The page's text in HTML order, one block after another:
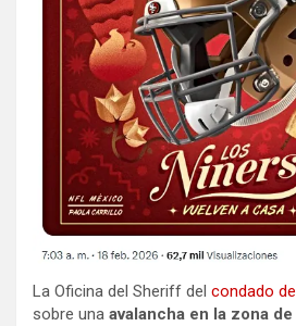
La Oficina del Sheriff del condado
sobre una avalancha en la zona